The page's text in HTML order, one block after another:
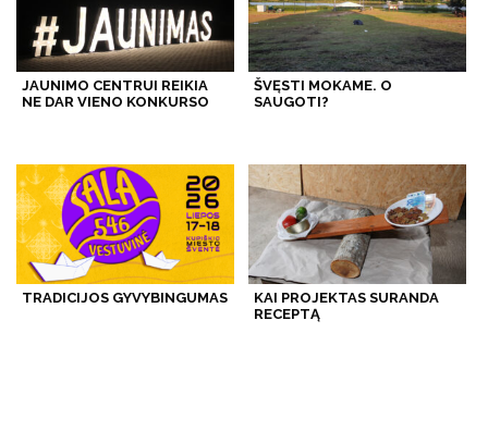
JAUNIMO CENTRUI REIKIA
NE DAR VIENO KONKURSO
ŠVĘSTI MOKAME. O
SAUGOTI?
TRADICIJOS GYVYBINGUMAS
KAI PROJEKTAS SURANDA
RECEPTĄ